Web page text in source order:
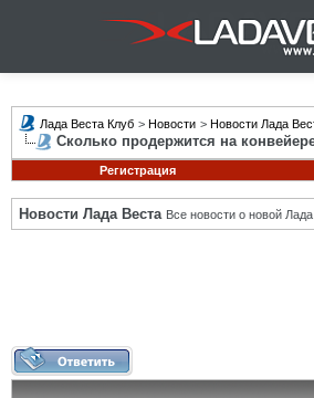
Лада Веста Клуб > Новости > Новости Лада
Сколько продержится на
Регистрация
Новости Лада Веста Все новости о новой